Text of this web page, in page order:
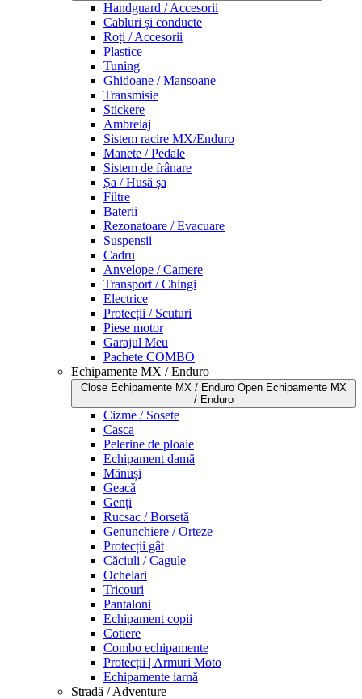
Handguard / Accesorii
Cabluri și conducte
Roți / Accesorii
Plastice
Tuning
Ghidoane / Mansoane
Transmisie
Stickere
Ambreiaj
Sistem racire MX/Enduro
Manete / Pedale
Sistem de frânare
Șa / Husă șa
Filtre
Baterii
Rezonatoare / Evacuare
Suspensii
Cadru
Anvelope / Camere
Transport / Chingi
Electrice
Protecții / Scuturi
Piese motor
Garajul Meu
Pachete COMBO
Echipamente MX / Enduro
Close Echipamente MX / Enduro Open Echipamente MX
/ Enduro
Cizme / Sosete
Casca
Pelerine de ploaie
Echipament damă
Mănuși
Geacă
Genți
Rucsac / Borsetă
Genunchiere / Orteze
Protecții gât
Căciuli / Cagule
Ochelari
Tricouri
Pantaloni
Echipament copii
Cotiere
Combo echipamente
Protecții | Armuri Moto
Echipamente iarnă
Stradă / Adventure